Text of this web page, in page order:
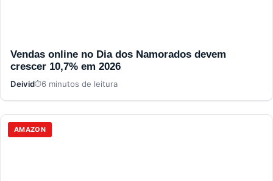
Vendas online no Dia dos Namorados devem
crescer 10,7% em 2026
Deivid 6 minutos de leitura
AMAZON